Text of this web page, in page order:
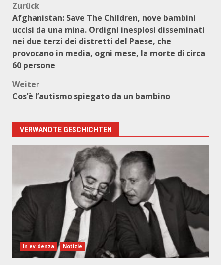
Beitragsnavigation
Zurück
Afghanistan: Save The Children, nove bambini
uccisi da una mina. Ordigni inesplosi disseminati
nei due terzi dei distretti del Paese, che
provocano in media, ogni mese, la morte di circa
60 persone
Weiter
Cos’è l’autismo spiegato da un bambino
VERWANDTE GESCHICHTEN
In evidenza Notizie